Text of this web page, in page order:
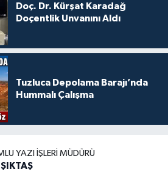
Doç. Dr. Kürşat Karadağ
Doçentlik Unvanını Aldı
Tuzluca Depolama Barajı’nda
Hummalı Çalışma
YAZI İŞLERI MÜDÜRÜ